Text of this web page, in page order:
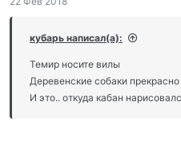
кубарь написал(а):
Темир носите вилы
Деревенские собаки прекрасно
И это.. откуда кабан